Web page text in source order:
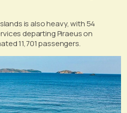
is also heavy, with 54
departing Piraeus on
11,701 passengers.